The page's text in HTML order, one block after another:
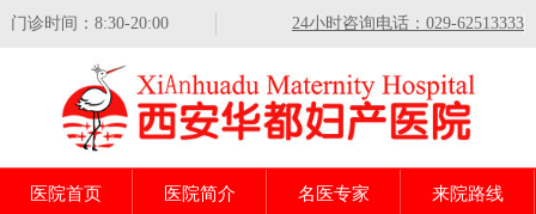
门诊时间：8:30-20:00 24小时咨询电话：029-62513333
医院首页 医院简介 名医专家 来院路线